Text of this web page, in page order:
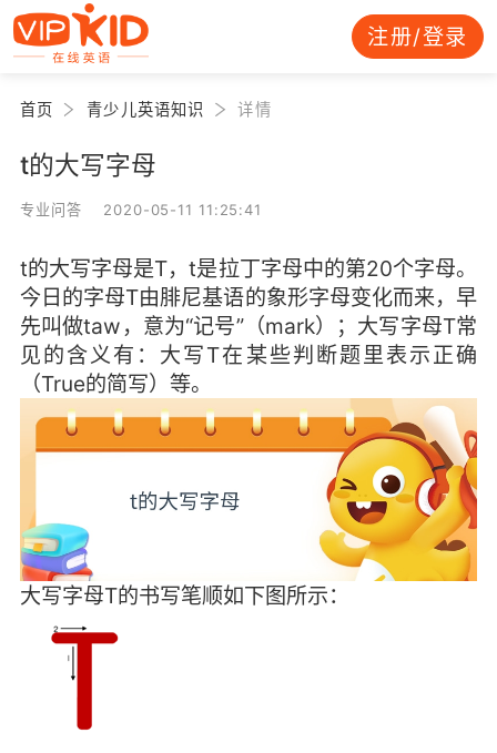
注册/登录
首页 青少儿英语知识 详情
t的大写字母
专业问答 2020-05-11 11:25:41
t的大写字母是T，t是拉丁字母中的第20个字母。
今日的字母T由腓尼基语的象形字母变化而来，早
先叫做taw，意为“记号”（mark）；大写字母T常
见的含义有：大写T在某些判断题里表示正确
（True的简写）等。
大写字母T的书写笔顺如下图所示：